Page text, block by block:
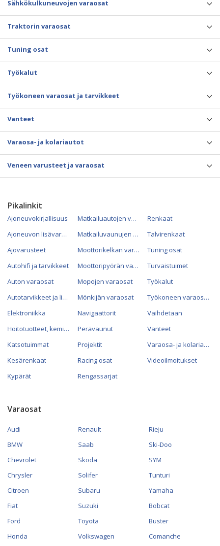
Sähkökulkuneuvojen varaosat
Traktorin varaosat
Tuning osat
Työkalut
Työkoneen varaosat ja tarvikkeet
Vanteet
Varaosa- ja kolariautot
Veneen varusteet ja varaosat
Pikalinkit
Ajoneuvokirjallisuus
Ajoneuvon lisävarusteet
Ajovarusteet
Autohifi ja tarvikkeet
Auton varaosat
Autotarvikkeet ja lisävarusteet
Elektroniikka
Hoitotuotteet, kemikaalit ja öljyt
Katsotuimmat
Kesärenkaat
Kypärät
Matkailuautojen varaosat
Matkailuvaunujen varaosat
Moottorikelkan varaosat
Moottoripyörän varaosat
Mopojen varaosat
Mönkijän varaosat
Navigaattorit
Perävaunut
Projektit
Racing osat
Rengassarjat
Renkaat
Talvirenkaat
Tuning osat
Turvaistuimet
Työkalut
Työkoneen varaosat
Vaihdetaan
Vanteet
Varaosa- ja kolariautot
Videoilmoitukset
Varaosat
Audi
BMW
Chevrolet
Chrysler
Citroen
Fiat
Ford
Honda
Renault
Saab
Skoda
Solifer
Subaru
Suzuki
Toyota
Volkswagen
Rieju
Ski-Doo
SYM
Tunturi
Yamaha
Bobcat
Buster
Comanche